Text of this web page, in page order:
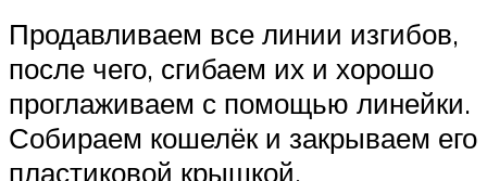
Продавливаем все линии изгибов,
после чего, сгибаем их и хорошо
проглаживаем с помощью линейки.
Собираем кошелёк и закрываем его
пластиковой крышкой.